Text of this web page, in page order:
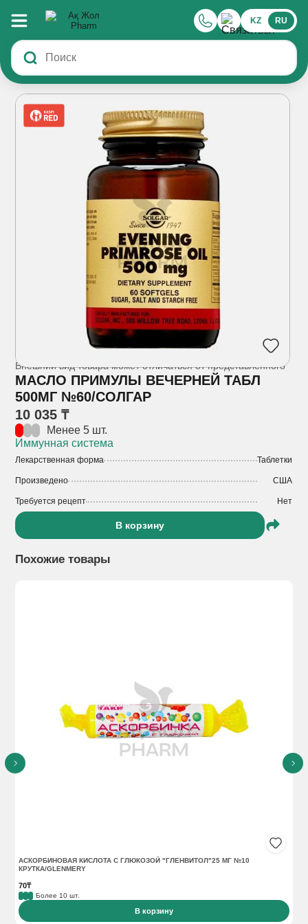
KZ RU
Внешний вид товара может отличаться от представленного
МАСЛО ПРИМУЛЫ ВЕЧЕРНЕЙ ТАБЛ
500МГ №60/СОЛГАР
10 035 ₸
Менее 5 шт.
Иммунная система
Лекарственная форма Таблетки
Произведено США
Требуется рецепт Нет
В корзину
Похожие товары
АСКОРБИНОВАЯ КИСЛОТА С ГЛЮКОЗОЙ "ГЛЕНВИТОЛ"25 МГ №10
КРУТКА/GLENMERY
70₸
Более 10 шт.
В корзину